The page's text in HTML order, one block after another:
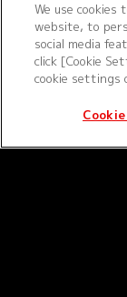
We use cookies
website, to
social media
click [Cookie
cookie settings